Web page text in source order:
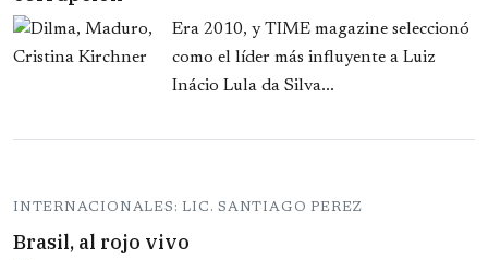
Era 2010, y TIME magazine seleccionó
como el líder más influyente a Luiz
Inácio Lula da Silva...
INTERNACIONALES: LIC. SANTIAGO PEREZ
Brasil, al rojo vivo